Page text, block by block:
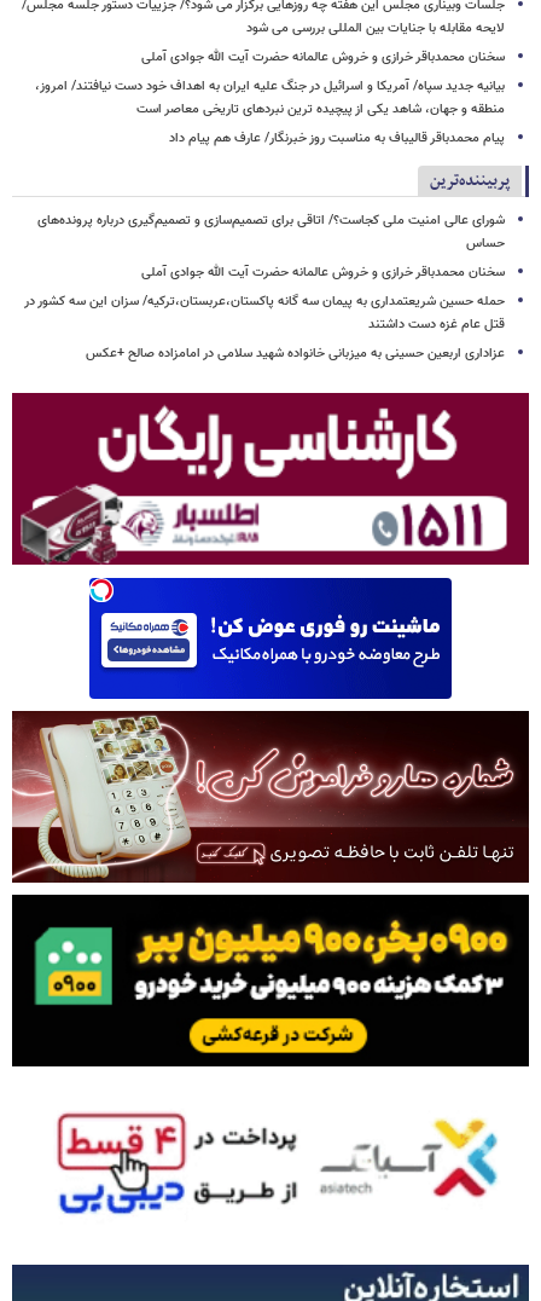
جلسات وبیناری مجلس این هفته چه روزهایی برگزار می شود؟/ جزییات دستور جلسه مجلس/
لایحه مقابله با جنایات بین المللی بررسی می شود
سخنان محمدباقر خرازی و خروش عالمانه حضرت آیت الله جوادی آملی
بیانیه جدید سپاه/ آمریکا و اسرائیل در جنگ علیه ایران به اهداف خود دست نیافتند/ امروز،
منطقه و جهان، شاهد یکی از پیچیده ترین نبردهای تاریخی معاصر است
پیام محمدباقر قالیباف به مناسبت روز خبرنگار/ عارف هم پیام داد
پربیننده‌ترین
شورای عالی امنیت ملی کجاست؟/ اتاقی برای تصمیم‌سازی و تصمیم‌گیری درباره پرونده‌های
حساس
سخنان محمدباقر خرازی و خروش عالمانه حضرت آیت الله جوادی آملی
حمله حسین شریعتمداری به پیمان سه گانه پاکستان،عربستان،ترکیه/ سزان این سه کشور در
قتل عام غزه دست داشتند
عزاداری اربعین حسینی به میزبانی خانواده شهید سلامی در امامزاده صالح +عکس